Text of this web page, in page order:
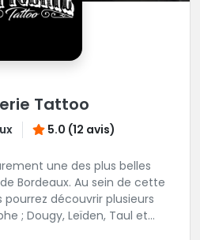
Tattoo
5.0 (12 avis)
une des plus belles
Bordeaux. Au sein de cette
découvrir plusieurs
; Dougy, Leïden, Taul et